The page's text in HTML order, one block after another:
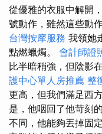
從優雅的衣服中解開
號動作，雖然這些動
台灣按摩服務 我領她
點燃蠟燭。 會計師證
比半暗稍強，但陰影
護中心單人房推薦 整
更高，但我們滿足西
是，他咽回了他苛刻
不同，他能夠丟掉固